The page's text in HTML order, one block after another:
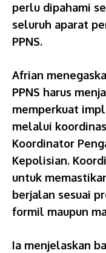
perlu dipahami
seluruh aparat
PPNS.
Afrian
PPNS harus
memperkuat
melalui
Koordinator
Kepolisian.
untuk
berjalan sesuai
formil maupun
Ia menjelaskan